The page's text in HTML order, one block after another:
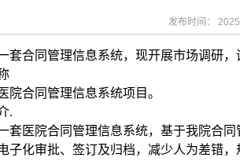
以学术聚合力 | 运动健康分论坛助
发布时间：
套合同管理信息系统，现开展市场调研
院合同管理信息系统项目。
.
套医院合同管理信息系统，基于我院合
子化审批、签订及归档，减少人为差错